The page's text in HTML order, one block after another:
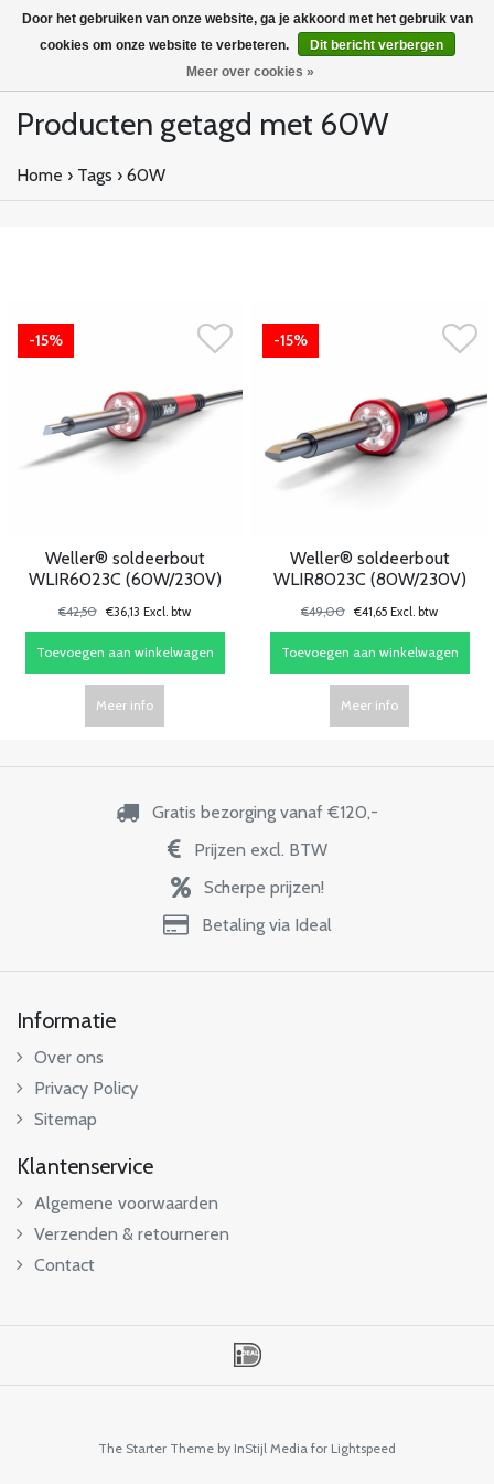
Producten getagd met 60W
Home › Tags › 60W
-15%
Weller® soldeerbout
WLIR6023C (60W/230V)
€42,50 €36,13 Excl. btw
Toevoegen aan winkelwagen
Meer info
-15%
Weller® soldeerbout
WLIR8023C (80W/230V)
€49,00 €41,65 Excl. btw
Toevoegen aan winkelwagen
Meer info
Gratis bezorging vanaf €120,-
Prijzen excl. BTW
Scherpe prijzen!
Betaling via Ideal
Informatie
Over ons
Privacy Policy
Sitemap
Klantenservice
Algemene voorwaarden
Verzenden & retourneren
Contact
The Starter Theme by InStijl Media for Lightspeed
Door het gebruiken van onze website, ga je akkoord met het gebruik van
cookies om onze website te verbeteren.
Dit bericht verbergen
Meer over cookies »